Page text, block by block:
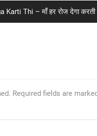
Karti Thi – माँ हर रोज देगा करती
Required fields are